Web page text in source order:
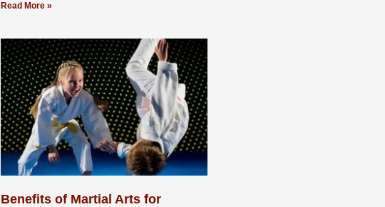
Read More »
Benefits of Martial Arts for